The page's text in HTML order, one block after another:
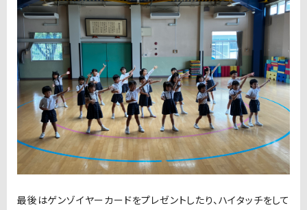
最後はゲンゾイヤーカードをプレゼントしたり、ハイタッチをして